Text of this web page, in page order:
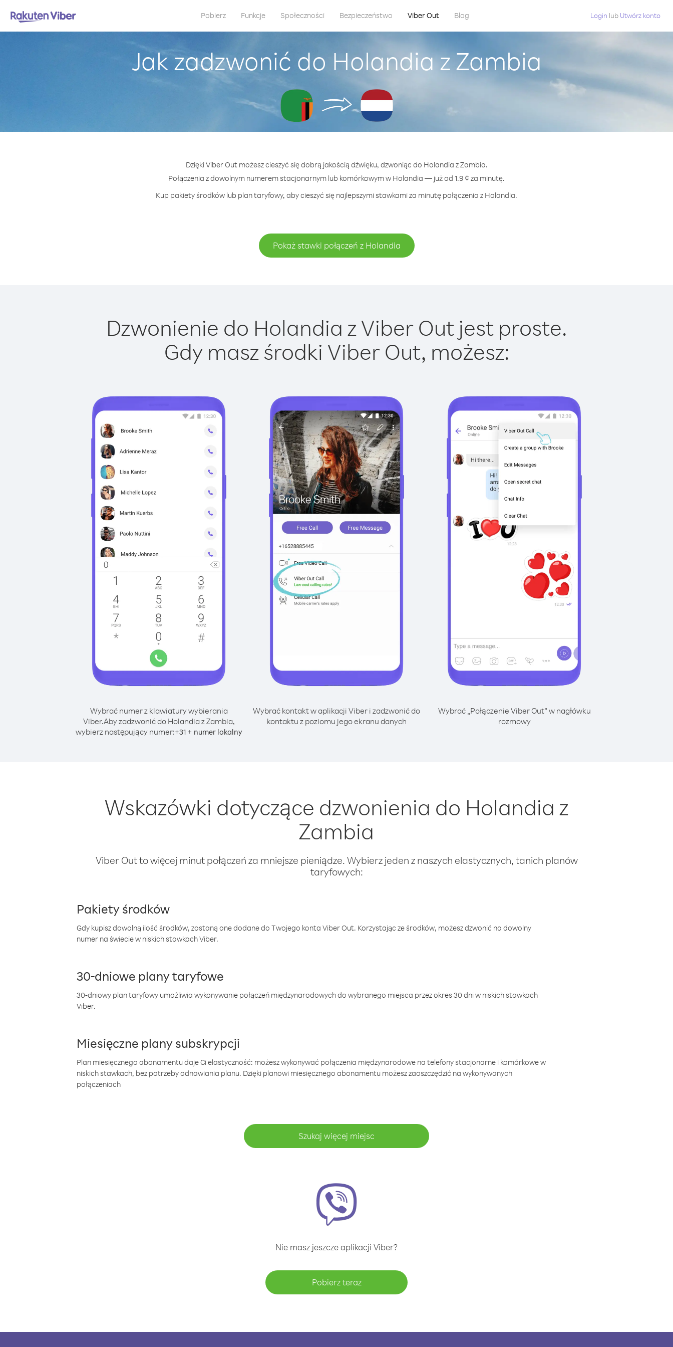
Pobierz Funkcje Społeczności Bezpieczeństwo Viber Out Blog Login lub Utwórz konto
Jak zadzwonić do Holandia z Zambia
Dzięki Viber Out możesz cieszyć się dobrą jakością dźwięku, dzwoniąc do Holandia z Zambia.
Połączenia z dowolnym numerem stacjonarnym lub komórkowym w Holandia — już od 1.9 ¢ za minutę.
Kup pakiety środków lub plan taryfowy, aby cieszyć się najlepszymi stawkami za minutę połączenia z Holandia.
Pokaż stawki połączeń z Holandia
Dzwonienie do Holandia z Viber Out jest proste.
Gdy masz środki Viber Out, możesz:
Wybrać numer z klawiatury wybierania
Viber.Aby zadzwonić do Holandia z Zambia,
wybierz następujący numer:+31+ numer lokalny
Wybrać kontakt w aplikacji Viber i zadzwonić do
kontaktu z poziomu jego ekranu danych
Wybrać „Połączenie Viber Out” w nagłówku
rozmowy
Wskazówki dotyczące dzwonienia do Holandia z
Zambia
Viber Out to więcej minut połączeń za mniejsze pieniądze. Wybierz jeden z naszych elastycznych, tanich planów
taryfowych:
Pakiety środków
Gdy kupisz dowolną ilość środków, zostaną one dodane do Twojego konta Viber Out. Korzystając ze środków, możesz dzwonić na dowolny
numer na świecie w niskich stawkach Viber.
30-dniowe plany taryfowe
30-dniowy plan taryfowy umożliwia wykonywanie połączeń międzynarodowych do wybranego miejsca przez okres 30 dni w niskich stawkach
Viber.
Miesięczne plany subskrypcji
Plan miesięcznego abonamentu daje Ci elastyczność: możesz wykonywać połączenia międzynarodowe na telefony stacjonarne i komórkowe w
niskich stawkach, bez potrzeby odnawiania planu. Dzięki planowi miesięcznego abonamentu możesz zaoszczędzić na wykonywanych
połączeniach
Szukaj więcej miejsc
Nie masz jeszcze aplikacji Viber?
Pobierz teraz